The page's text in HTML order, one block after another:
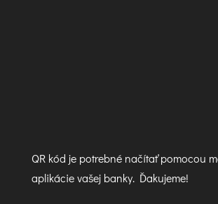
QR kód je potrebné načítať pomocou
aplikácie vašej banky. Ďakujeme!